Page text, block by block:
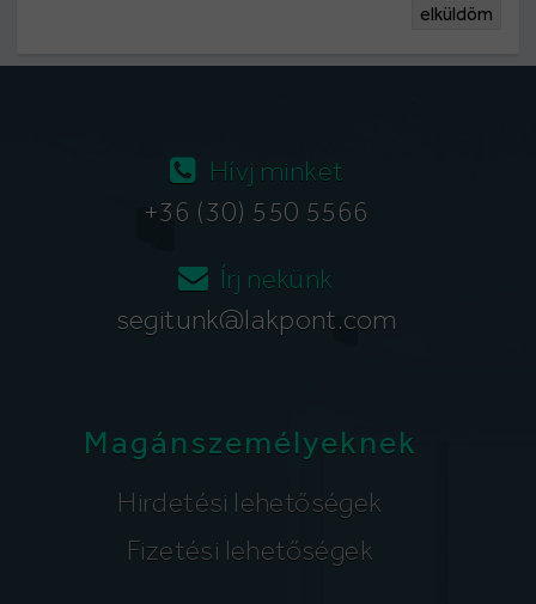
elküldöm
Hívj minket
+36 (30) 550 5566
Írj nekünk
segitunk@lakpont.com
Magánszemélyeknek
Hirdetési lehetőségek
Fizetési lehetőségek